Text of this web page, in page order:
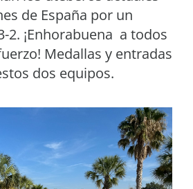
de España por un
2. ¡Enhorabuena a todos
Medallas y entradas
dos equipos.